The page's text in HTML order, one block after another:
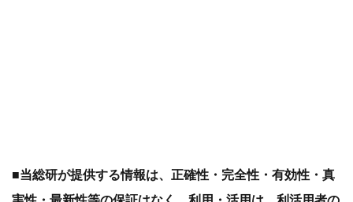
■当総研が提供する情報は、正確性・完全性・有効性・真